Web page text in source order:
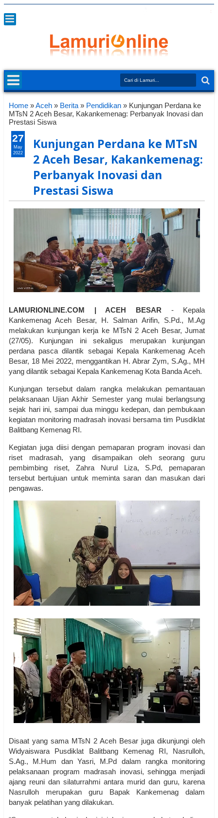
Home »Aceh » Berita » Pendidikan » Kunjungan Perdana ke
MTsN 2 Aceh Besar, Kakankemenag: Perbanyak Inovasi dan
Prestasi Siswa
Kunjungan Perdana ke MTsN
2 Aceh Besar, Kakankemenag:
Perbanyak Inovasi dan
Prestasi Siswa
LAMURIONLINE.COM | ACEH BESAR - Kepala
Kankemenag Aceh Besar, H. Salman Arifin, S.Pd., M.Ag
melakukan kunjungan kerja ke MTsN 2 Aceh Besar, Jumat
(27/05). Kunjungan ini sekaligus merupakan kunjungan
perdana pasca dilantik sebagai Kepala Kankemenag Aceh
Besar, 18 Mei 2022, menggantikan H. Abrar Zym, S.Ag., MH
yang dilantik sebagai Kepala Kankemenag Kota Banda Aceh.
Kunjungan tersebut dalam rangka melakukan pemantauan
pelaksanaan Ujian Akhir Semester yang mulai berlangsung
sejak hari ini, sampai dua minggu kedepan, dan pembukaan
kegiatan monitoring madrasah inovasi bersama tim Pusdiklat
Balitbang Kemenag RI.
Kegiatan juga diisi dengan pemaparan program inovasi dan
riset madrasah, yang disampaikan oleh seorang guru
pembimbing riset, Zahra Nurul Liza, S.Pd, pemaparan
tersebut bertujuan untuk meminta saran dan masukan dari
pengawas.
Disaat yang sama MTsN 2 Aceh Besar juga dikunjungi oleh
Widyaiswara Pusdiklat Balitbang Kemenag RI, Nasrulloh,
S.Ag., M.Hum dan Yasri, M.Pd dalam rangka monitoring
pelaksanaan program madrasah inovasi, sehingga menjadi
ajang reuni dan silaturrahmi antara murid dan guru, karena
Nasrulloh merupakan guru Bapak Kankemenag dalam
banyak pelatihan yang dilakukan.
27
May
2022